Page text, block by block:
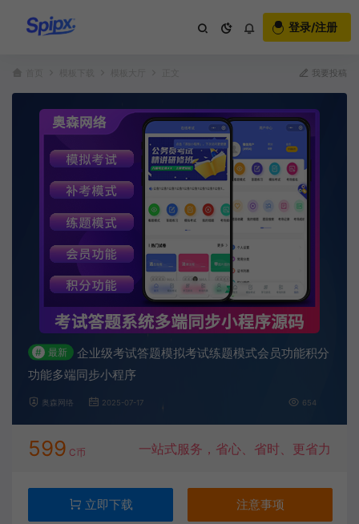
登录/注册
我要投稿
# 最新
企业级考试答题模拟考试练题模式会员功能积分
功能多端同步小程序
奥森网络 2025-07-17 654
599 C币 一站式服务，省心、省时、更省力
立即下载 注意事项